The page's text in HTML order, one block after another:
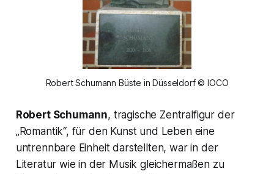
Robert Schumann Büste in Düsseldorf © IOCO
Robert Schumann, tragische Zentralfigur der
„Romantik“, für den Kunst und Leben eine
untrennbare Einheit darstellten, war in der
Literatur wie in der Musik gleichermaßen zu